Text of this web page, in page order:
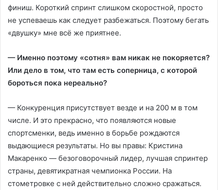
финиш. Короткий спринт слишком скоростной, просто
не успеваешь как следует разбежаться. Поэтому бегать
«двушку» мне всё же приятнее.
— Именно поэтому «сотня» вам никак не покоряется?
Или дело в том, что там есть соперница, с которой
бороться пока нереально?
— Конкуренция присутствует везде и на 200 м в том
числе. И это прекрасно, что появляются новые
спортсменки, ведь именно в борьбе рождаются
выдающиеся результаты. Но вы правы: Кристина
Макаренко — безоговорочный лидер, лучшая спринтер
страны, девятикратная чемпионка России. На
стометровке с ней действительно сложно сражаться.